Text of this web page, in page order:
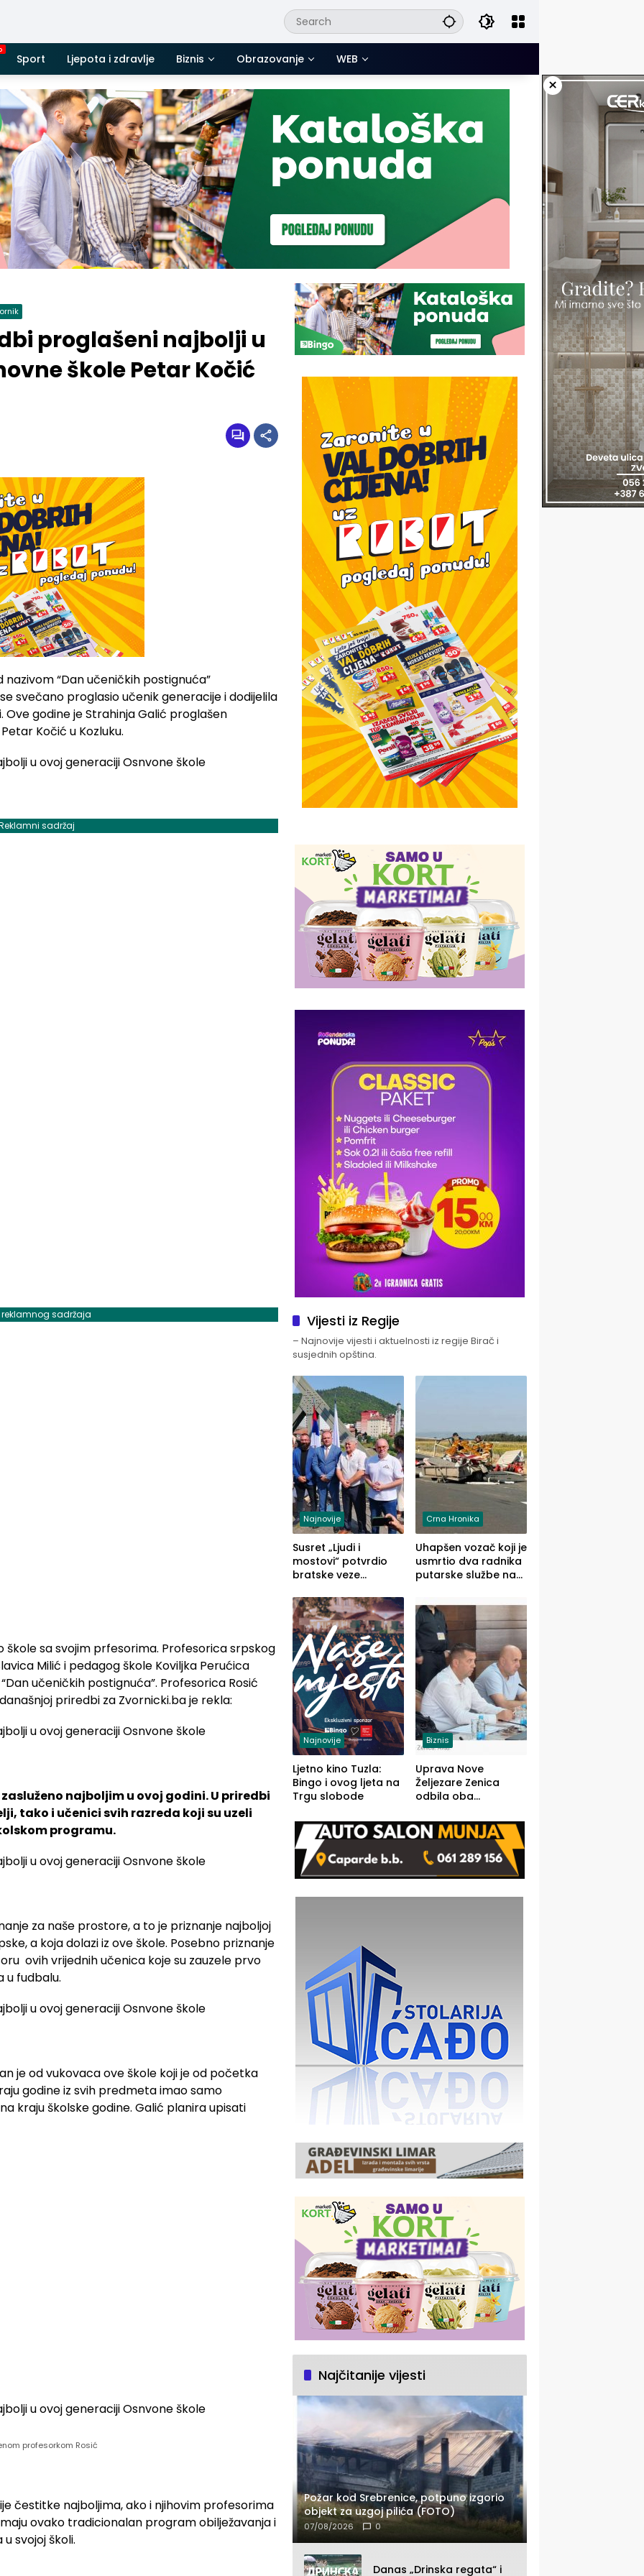
Sport Ljepota i zdravlje Biznis Obrazovanje WEB
×
proglašeni najbolji u
škole Petar Kočić
“Dan učeničkih postignuća”
svečano proglasio učenik generacije i dodijelila
Ove godine je Strahinja Galić proglašen
Kočić u Kozluku.
sadržaj
reklamnog sadržaja
sa svojim prfesorima. Profesorica srpskog
Milić i pedagog škole Koviljka Perućica
učeničkih postignuća”. Profesorica Rosić
priredbi za Zvornicki.ba je rekla:
najboljim u ovoj godini. U priredbi
tako i učenici svih razreda koji su uzeli
programu.
za naše prostore, a to je priznanje najboljoj
a koja dolazi iz ove škole. Posebno priznanje
ovih vrijednih učenica koje su zauzele prvo
u fudbalu.
je od vukovaca ove škole koji je od početka
godine iz svih predmeta imao samo
kraju školske godine. Galić planira upisati
profesorkom Rosić
čestitke najboljima, ako i njihovim profesorima
ovako tradicionalan program obilježavanja i
svojoj školi.
Vijesti iz Regije
– Najnovije vijesti i aktuelnosti iz regije Birač i
susjednih opština.
Najnovije
Susret „Ljudi i
mostovi“ potvrdio
bratske veze
Zvornika
Crna Hronika
Uhapšen vozač koji je
usmrtio dva radnika
putarske službe na
prema Šapcu
(FOTO)
Najnovije
Ljetno kino Tuzla:
Bingo i ovog ljeta na
Trgu slobode
Biznis
Uprava Nove
Željezare Zenica
odbila oba
FBiH: Ustrajni da je
stečaj jedino rješenje
Najčitanije vijesti
Požar kod Srebrenice, potpuno izgorio
objekt za uzgoj pilića (FOTO)
07/08/2026 0
Danas „Drinska regata“ i